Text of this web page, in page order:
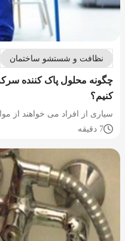
نظافت و شستشو ساختمان
چگونه محلول پاک کننده
کنیم؟
سیاری از افراد می خواهند از
7 دقیقه